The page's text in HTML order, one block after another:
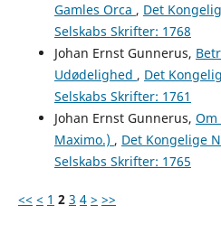
Gamles Orca , Det
Selskabs Skrifter: 1768
Johan Ernst Gunnerus,
Udødelighed , Det
Selskabs Skrifter: 1761
Johan Ernst Gunnerus, Om
Maximo.) , Det Kongelige
Selskabs Skrifter: 1765
<< < 1 2 3 4 > >>